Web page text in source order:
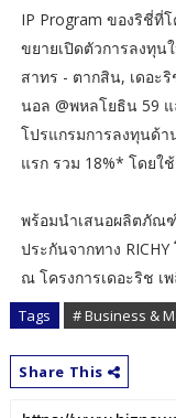
IP Program ของริชี่ที่
ขยายเปิดตัวการลงทุน
สาทร - ตากสิน, เดอะ
นอล @พหลโยธิน 59
โปรแกรมการลงทุนด้
แรก รวม 18%* โดยใ
พร้อมนำเสนอผลิตภัณ
ประกันจากทาง
ณ โครงการเดอะริช เ
Tags # Business &
Share This